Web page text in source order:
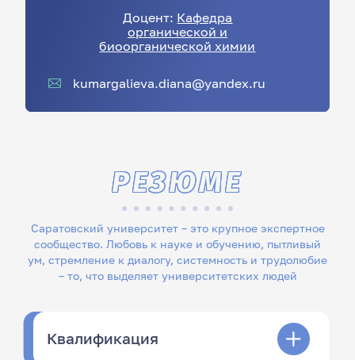
Доцент: Кафедра
органической и
биоорганической химии
kumargalieva.diana@yandex.ru
Саратовский университет – это крупное экспертное
сообщество. Любовь к науке и обучению, пытливый
ум, стремление к диалогу, системность и трудолюбие
– то, что выделяет университетских людей
РЕЗЮМЕ
Квалификация